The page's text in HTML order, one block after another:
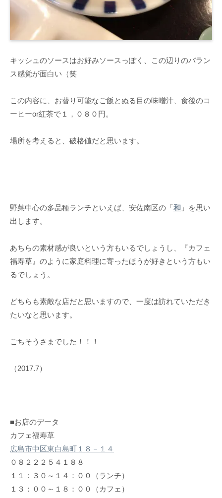
キッシュのソースはお好みソースっぽく、この辺りのバラン
ス感覚が面白い（笑
この内容に、お替り可能なご飯とぬる目の味噌汁、食後のコ
ーヒーor紅茶で１，０８０円。
場所を考えると、破格値だと思います。
野菜中心の多品種ランチといえば、安佐南区の「和 」を思い
出します。
あちらの素材感が良いという方もいるでしょうし、『カフェ
福寿草』のように家庭料理に寄ったほうが好きという方もい
るでしょう。
どちらも素敵な店だと思いますので、一度は訪れていただき
たいなと思います。
ごちそうさまでした！！！
（2017.7）
■お店のデータ
カフェ福寿草
広島市中区東白島町１８－１４
０８２２２５４１８８
１１：３０～１４：００（ランチ）
１３：００～１８：００（カフェ）